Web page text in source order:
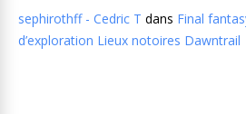
sephirothff - Cedric T dans Final
d’exploration Lieux notoires Dawntrail